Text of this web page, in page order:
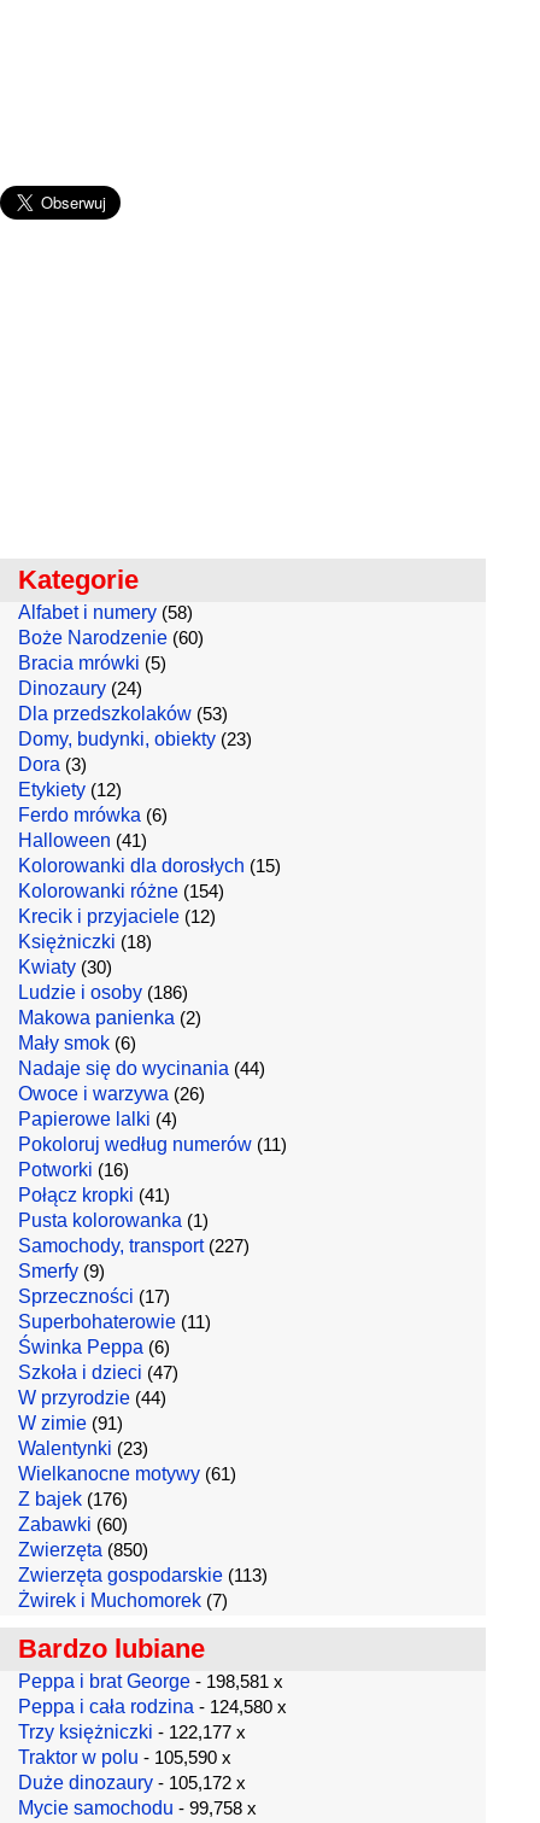
Kategorie
Alfabet i numery (58)
Boże Narodzenie (60)
Bracia mrówki (5)
Dinozaury (24)
Dla przedszkolaków (53)
Domy, budynki, obiekty (23)
Dora (3)
Etykiety (12)
Ferdo mrówka (6)
Halloween (41)
Kolorowanki dla dorosłych (15)
Kolorowanki różne (154)
Krecik i przyjaciele (12)
Księżniczki (18)
Kwiaty (30)
Ludzie i osoby (186)
Makowa panienka (2)
Mały smok (6)
Nadaje się do wycinania (44)
Owoce i warzywa (26)
Papierowe lalki (4)
Pokoloruj według numerów (11)
Potworki (16)
Połącz kropki (41)
Pusta kolorowanka (1)
Samochody, transport(227)
Smerfy (9)
Sprzeczności (17)
Superbohaterowie (11)
Świnka Peppa (6)
Szkoła i dzieci (47)
W przyrodzie (44)
W zimie (91)
Walentynki (23)
Wielkanocne motywy (61)
Z bajek (176)
Zabawki (60)
Zwierzęta (850)
Zwierzęta gospodarskie (113)
Żwirek i Muchomorek (7)
Bardzo lubiane
Peppa i brat George - 198,581 x
Peppa i cała rodzina - 124,580 x
Trzy księżniczki - 122,177 x
Traktor w polu - 105,590 x
Duże dinozaury - 105,172 x
Mycie samochodu - 99,758 x